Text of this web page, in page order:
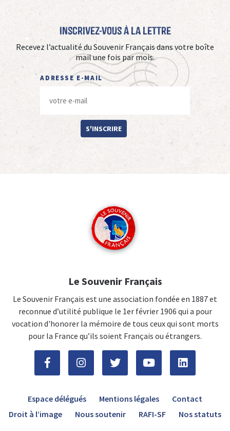
Inscrivez-vous à La Lettre
Recevez l’actualité du Souvenir Français dans votre boîte
mail une fois par mois.
ADRESSE E-MAIL
S'INSCRIRE
Le Souvenir Français
Le Souvenir Français est une association fondée en 1887 et
reconnue d’utilité publique le 1er février 1906 qui a pour
vocation d'honorer la mémoire de tous ceux qui sont morts
pour la France qu’ils soient Français ou étrangers.
Espace délégués Mentions légales
Contact
Droit à l’image
Nous soutenir RAFI-SF Nos statuts